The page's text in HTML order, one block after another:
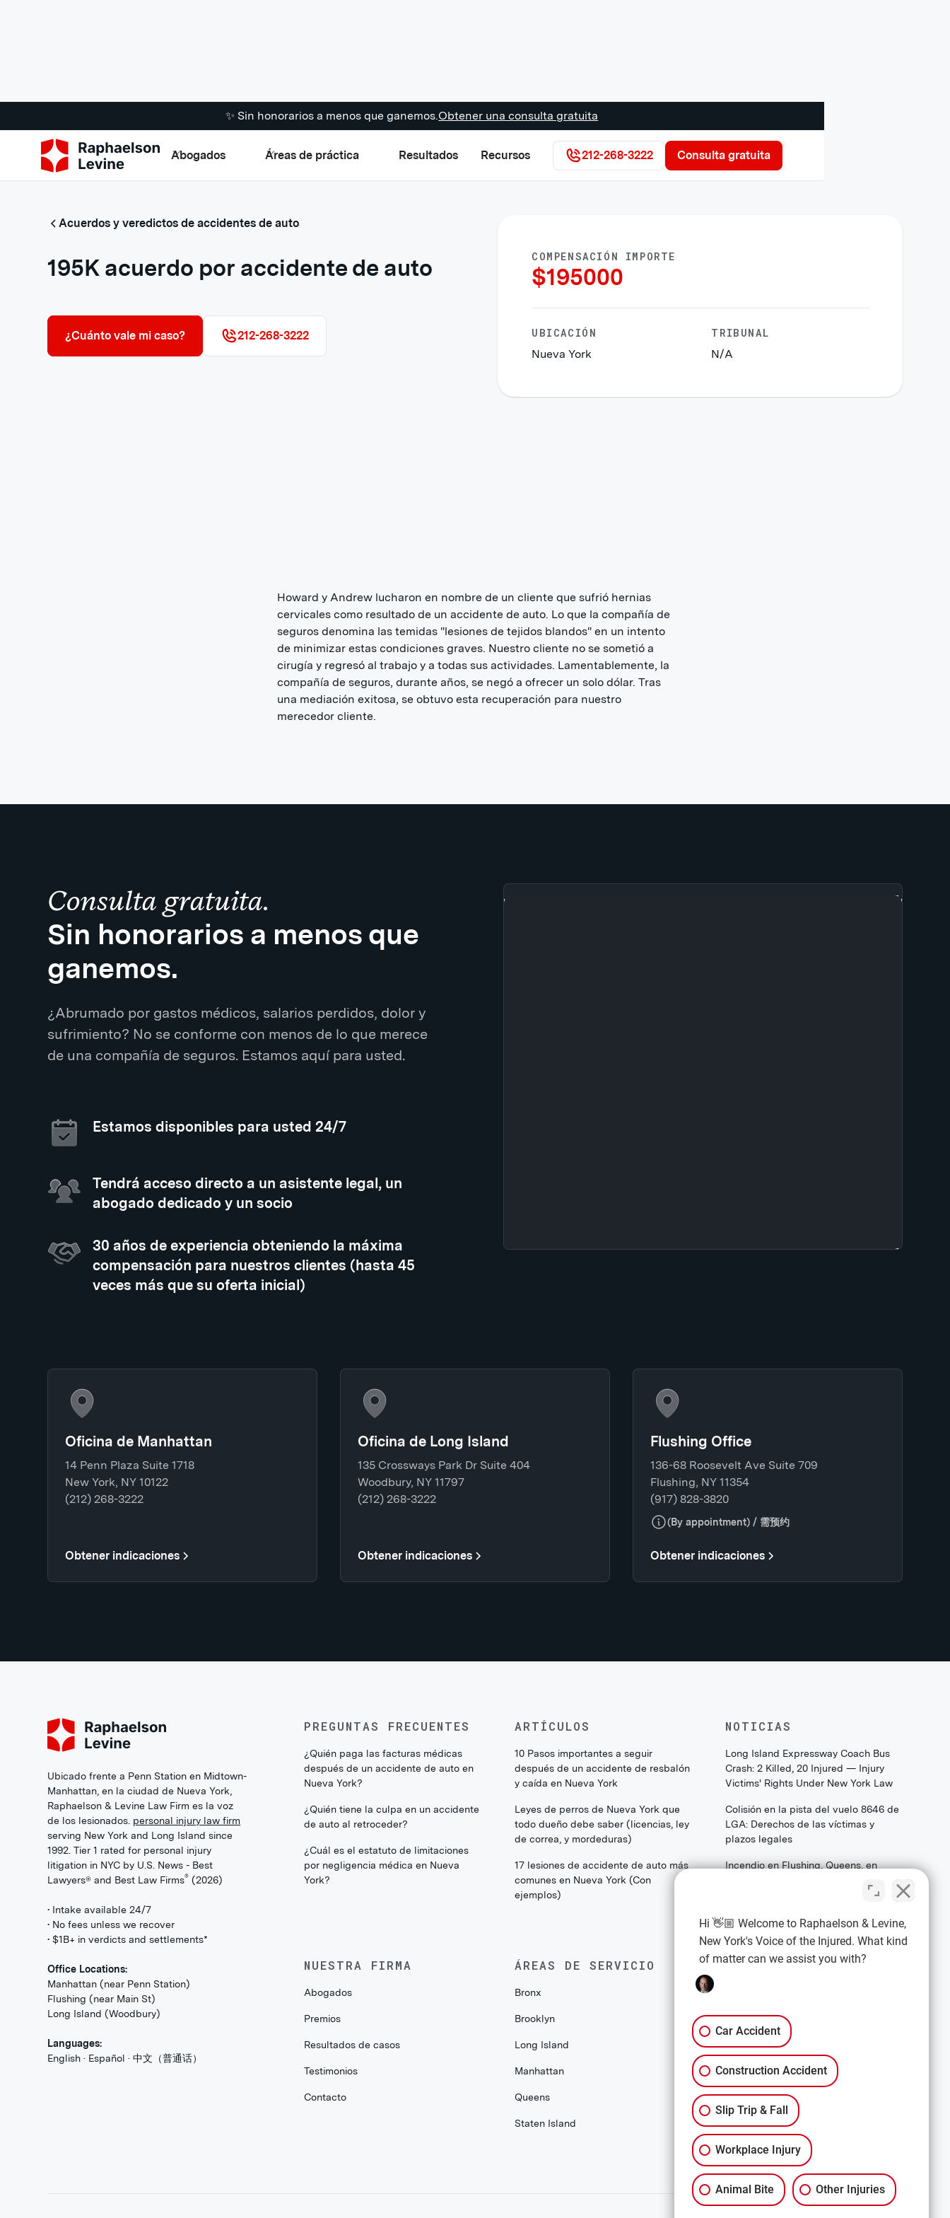
✨ Sin honorarios a menos que ganemos.Obtener una consulta gratuita
Abogados Áreas de práctica Resultados Recursos 212-268-3222 Consulta gratuita
Acuerdos y veredictos de accidentes de auto
195K acuerdo por accidente de auto
¿Cuánto vale mi caso? 212-268-3222
COMPENSACIÓN IMPORTE
$195000
UBICACIÓN
Nueva York
TRIBUNAL
N/A
Howard y Andrew lucharon en nombre de un cliente que sufrió hernias
cervicales como resultado de un accidente de auto. Lo que la compañía de
seguros denomina las temidas "lesiones de tejidos blandos" en un intento
de minimizar estas condiciones graves. Nuestro cliente no se sometió a
cirugía y regresó al trabajo y a todas sus actividades. Lamentablemente, la
compañía de seguros, durante años, se negó a ofrecer un solo dólar. Tras
una mediación exitosa, se obtuvo esta recuperación para nuestro
merecedor cliente.
Consulta gratuita.
Sin honorarios a menos que
ganemos.
¿Abrumado por gastos médicos, salarios perdidos, dolor y
sufrimiento? No se conforme con menos de lo que merece
de una compañía de seguros. Estamos aquí para usted.
Estamos disponibles para usted 24/7
Tendrá acceso directo a un asistente legal, un
abogado dedicado y un socio
30 años de experiencia obteniendo la máxima
compensación para nuestros clientes (hasta 45
veces más que su oferta inicial)
Oficina de Manhattan
14 Penn Plaza Suite 1718
New York, NY 10122
(212) 268-3222
Obtener indicaciones
Oficina de Long Island
135 Crossways Park Dr Suite 404
Woodbury, NY 11797
(212) 268-3222
Obtener indicaciones
Flushing Office
136-68 Roosevelt Ave Suite 709
Flushing, NY 11354
(917) 828-3820
(By appointment) / 需预约
Obtener indicaciones
Ubicado frente a Penn Station en Midtown-
Manhattan, en la ciudad de Nueva York,
Raphaelson & Levine Law Firm es la voz
de los lesionados. personal injury law firm
serving New York and Long Island since
1992. Tier 1 rated for personal injury
litigation in NYC by U.S. News - Best
Lawyers® and Best Law Firms® (2026)
• Intake available 24/7
• No fees unless we recover
• $1B+ in verdicts and settlements*
Office Locations:
Manhattan (near Penn Station)
Flushing (near Main St)
Long Island (Woodbury)
Languages:
English · Español · 中文（普通话）
PREGUNTAS FRECUENTES
¿Quién paga las facturas médicas
después de un accidente de auto en
Nueva York?
¿Quién tiene la culpa en un accidente
de auto al retroceder?
¿Cuál es el estatuto de limitaciones
por negligencia médica en Nueva
York?
ARTÍCULOS
10 Pasos importantes a seguir
después de un accidente de resbalón
y caída en Nueva York
Leyes de perros de Nueva York que
todo dueño debe saber (licencias, ley
de correa, y mordeduras)
17 lesiones de accidente de auto más
comunes en Nueva York (Con
ejemplos)
NOTICIAS
Long Island Expressway Coach Bus
Crash: 2 Killed, 20 Injured — Injury
Victims' Rights Under New York Law
Colisión en la pista del vuelo 8646 de
LGA: Derechos de las víctimas y
plazos legales
Incendio en Flushing, Queens, en
familias y los sobrevivientes deben
NUESTRA FIRMA
Abogados
Premios
Resultados de casos
Testimonios
Contacto
ÁREAS DE SERVICIO
Bronx
Brooklyn
Long Island
Manhattan
Queens
Staten Island
EXPLORE
Términos y condiciones
Descargo de responsabilidad
All Services
Hi 👋🏼 Welcome to Raphaelson & Levine,
New York's Voice of the Injured. What kind
of matter can we assist you with?
Car Accident
Construction Accident
Slip Trip & Fall
Workplace Injury
Animal Bite Other Injuries